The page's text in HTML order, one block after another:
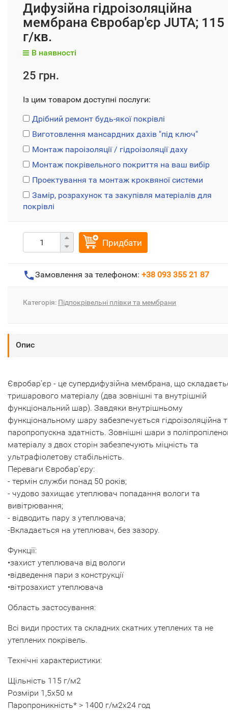
Дифузійна гідроізоляційна
мембрана Євробар'єр JUTA; 115
г/кв.
В наявності
25 грн.
Із цим товаром доступні послуги:
Дрібний ремонт будь-якої покрівлі
Виготовлення мансардних дахів "під ключ"
Монтаж пароізоляції / гідроізоляції даху
Монтаж покрівельного покриття на ваш вибір
Проектування та монтаж кроквяної системи
Замір, розрахунок та закупівля матеріалів для
покрівлі
Придбати
Замовлення за телефоном: +38 093 355 21 87
Категорія: Підпокрівельні плівки та мембрани
Опис
Євробар'єр - це супердифузійна мембрана, що
тришарового матеріалу (два зовнішні та внутрішній
функціональний шар). Завдяки внутрішньому
функціональному шару забезпечується гідроізоляційна
паропропускна здатність. Зовнішні шари з
матеріалу з двох сторін забезпечують міцність та
ультрафіолетову стабільність.
Переваги Євробар'єру:
- термін служби понад 50 років;
- чудово захищає утеплювач попадання вологи та
вивітрювання;
- відводить пару з утеплювача;
-Вкладається на утеплювач, без зазору.
Функції:
•захист утеплювача від вологи
•відведення пари з конструкції
•вітрозахист утеплювача
Область застосування:
Всі види простих та складних скатних утеплених та не
утеплених покрівель.
Технічні характеристики:
Щільність 115 г/м2
Розміри 1,5х50 м
Паропроникність* > 1400 г/м2х24 год